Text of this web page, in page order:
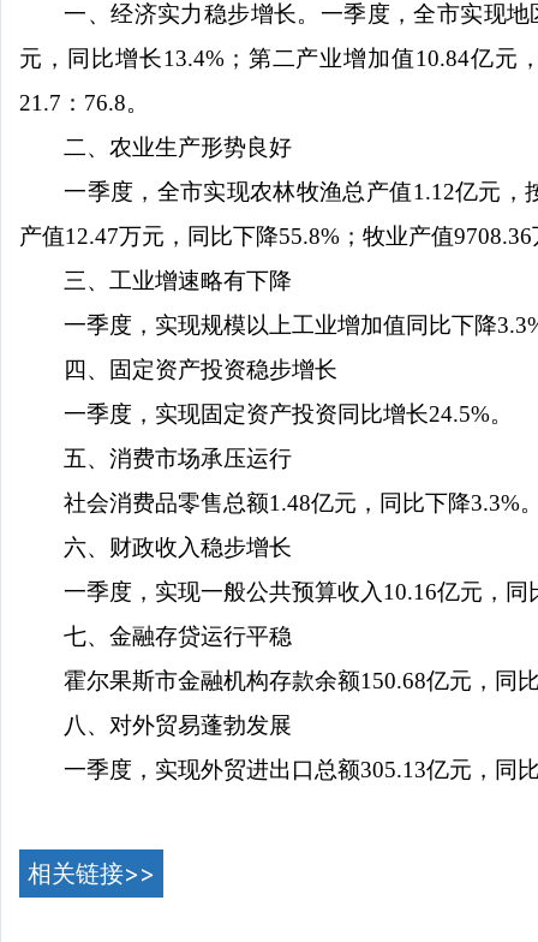
一、经济实力稳步增长。 一季度，全市实现地
元，同比增长13.4%； 第二产业增加值10.84亿元
21.7 ： 76.8。
二、农业生产形势良好
一季度， 全市实现农林牧渔总产值1.12亿元，
产值12.47万元，同比下降55.8% ；牧业产值9708.36
三、工业增速略有下降
一季度 ， 实现规模以上工业增加值同比下降3.3
四、固定资产投资稳步增长
一季度 ，实现固定资产投资同比增长24.5%。
五、消费市场承压运行
社会消费品零售总额1.48亿元，同比下降3.3%
六、财政收入稳步增长
一季度， 实现一般公共预算收入 10.16亿元，同
七、金融存贷运行平稳
霍尔果斯市金融机构存款余额150.68亿元，同
八、 对外贸易蓬勃发展
一季度， 实现外贸进出口总额305.13亿元，同
相关链接>>